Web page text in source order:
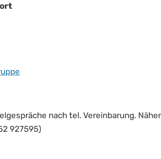
nach tel. Vereinbarung.
927595)